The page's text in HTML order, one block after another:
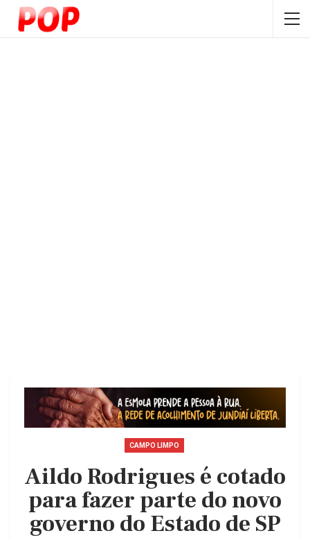
CAMPO LIMPO
Aildo Rodrigues é cotado
para fazer parte do novo
governo do Estado de SP